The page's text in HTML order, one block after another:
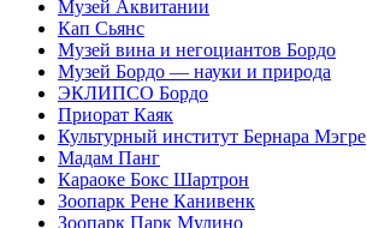
Музей Аквитании
Кап Сьянс
Музей вина и негоциантов Бордо
Музей Бордо — науки и природа
ЭКЛИПСО Бордо
Приорат Каяк
Культурный институт Бернара Мэгре
Мадам Панг
Караоке Бокс Шартрон
Зоопарк Рене Канивенк
Зоопарк Парк Мулино